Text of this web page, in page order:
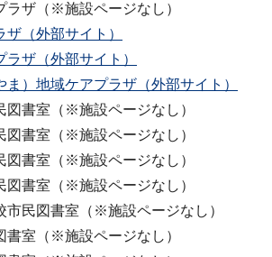
ザ（※施設ページなし）
（外部サイト）
ラザ（外部サイト）
ま）地域ケアプラザ（外部サイト）
図書室（※施設ページなし）
図書室（※施設ページなし）
図書室（※施設ページなし）
図書室（※施設ページなし）
市民図書室（※施設ページなし）
書室（※施設ページなし）